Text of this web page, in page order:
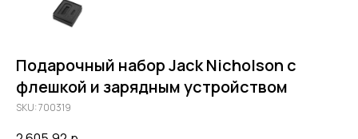
Подарочный набор Jack Nicholson с
флешкой и зарядным устройством
SKU:700319